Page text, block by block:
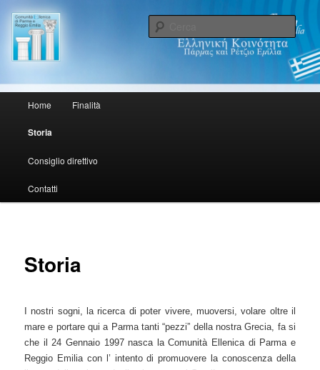
Comunità Ellenica di Parma e
Reggio Emilia. Ελληνική
Κοινότητα Πάρμας και Ρέτζιο
Εμίλια.
Sede/Έδρα: Via Testi, 4/A 43100 Parma PR
Cerca
Vai al contenuto principale
Vai al contenuto secondario
Home Finalità
Storia
Consiglio direttivo
Contatti
Storia
I nostri sogni, la ricerca di poter vivere, muoversi, volare oltre il
mare e portare qui a Parma tanti “pezzi” della nostra Grecia, fa si
che il 24 Gennaio 1997 nasca la Comunità Ellenica di Parma e
Reggio Emilia con l’ intento di promuovere la conoscenza della